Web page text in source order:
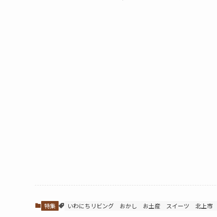
特集 いわにちリビング おかし お土産 スイーツ 北上市